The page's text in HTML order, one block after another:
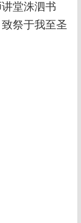
堂洙泗书
祭于我至圣